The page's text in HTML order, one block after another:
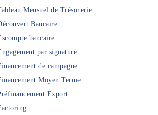
Mensuel de Trésorerie
Bancaire
bancaire
par signature
de campagne
Moyen Terme
Export